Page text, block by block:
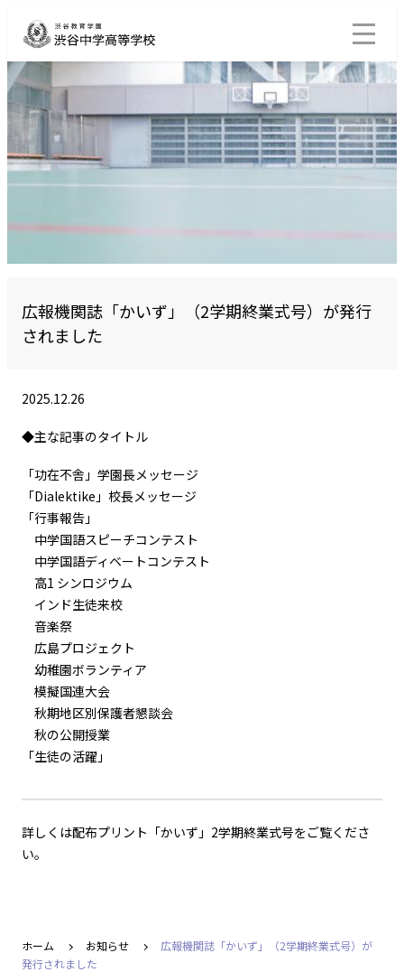
広報機関誌「かいず」（2学期終業式号）が発行
されました
2025.12.26
◆主な記事のタイトル
「功在不舎」学園長メッセージ
「Dialektike」校長メッセージ
「行事報告」
中学国語スピーチコンテスト
中学国語ディベートコンテスト
高1 シンロジウム
インド生徒来校
音楽祭
広島プロジェクト
幼稚園ボランティア
模擬国連大会
秋期地区別保護者懇談会
秋の公開授業
「生徒の活躍」
詳しくは配布プリント「かいず」2学期終業式号をご覧くださ
い。
ホーム お知らせ
広報機関誌「かいず」（2学期終業式号）が
発行されました